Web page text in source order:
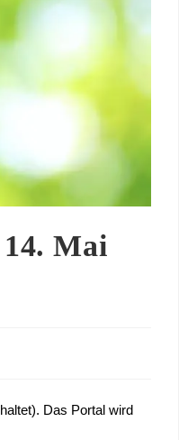
Mai
Das Portal wird